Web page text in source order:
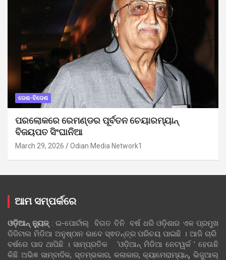
ଦେଶ-ବିଦେଶ
ପରଲୋକରେ ରେମଣ୍ଡର ପୂର୍ବତନ ଚେୟାରମ୍ୟାନ୍
ବିଜୟପତ ସିଂଘାନିଆ
March 29, 2026 Odian Media Network1
ଆମ ସମ୍ପର୍କରେ
ଓଡ଼ିଆନ୍‍ ନ୍ୟୁଜ୍‍: ଇ-ପୋର୍ଟାଲ୍ ବିଗତ ତିନି ବର୍ଷ ଧରି ଓଡ଼ିଶାର ଏକ ପ୍ରମୁଖ
ଡିଜିଟାଲ ମିଡିଆ ଅନୁଷ୍ଠାନ ଭାବେ ସ୍ଵତନ୍ତ୍ର ପରିଚୟ ପାଇଛି । ଆଜି ଚାରି
ବର୍ଷରେ ପାଦ ଥାପିଛି । ସାମ୍ପ୍ରତିକ ‘ଓଡ଼ିଆନ୍‍ ମିଡିଆ ନେଟୱର୍କ ’ ହେଉଛି
କିଛି ଅଭିଜ୍ଞ ସାମ୍ବାଦିକ, ସ୍ତମ୍ଭକାର, କଳାକାର, କ୍ୟାମେରାମ୍ୟାନ୍, ଭିଜୁଆଲ୍